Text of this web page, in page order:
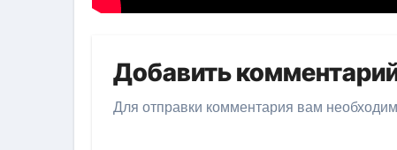
Добавить
Для отправки комментария вам